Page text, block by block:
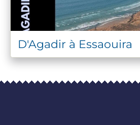
D'Agadir à Essaouira